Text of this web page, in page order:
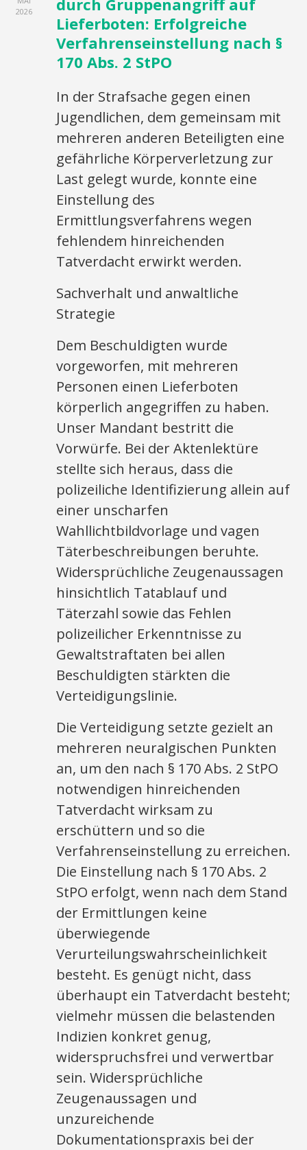
2026
durch Gruppenangriff auf
Lieferboten: Erfolgreiche
Verfahrenseinstellung nach §
170 Abs. 2 StPO
In der Strafsache gegen einen
Jugendlichen, dem gemeinsam mit
mehreren anderen Beteiligten eine
gefährliche Körperverletzung zur
Last gelegt wurde, konnte eine
Einstellung des
Ermittlungsverfahrens wegen
fehlendem hinreichenden
Tatverdacht erwirkt werden.
Sachverhalt und anwaltliche
Strategie
Dem Beschuldigten wurde
vorgeworfen, mit mehreren
Personen einen Lieferboten
körperlich angegriffen zu haben.
Unser Mandant bestritt die
Vorwürfe. Bei der Aktenlektüre
stellte sich heraus, dass die
polizeiliche Identifizierung allein auf
einer unscharfen
Wahllichtbildvorlage und vagen
Täterbeschreibungen beruhte.
Widersprüchliche Zeugenaussagen
hinsichtlich Tatablauf und
Täterzahl sowie das Fehlen
polizeilicher Erkenntnisse zu
Gewaltstraftaten bei allen
Beschuldigten stärkten die
Verteidigungslinie.
Die Verteidigung setzte gezielt an
mehreren neuralgischen Punkten
an, um den nach § 170 Abs. 2 StPO
notwendigen hinreichenden
Tatverdacht wirksam zu
erschüttern und so die
Verfahrenseinstellung zu erreichen.
Die Einstellung nach § 170 Abs. 2
StPO erfolgt, wenn nach dem Stand
der Ermittlungen keine
überwiegende
Verurteilungswahrscheinlichkeit
besteht. Es genügt nicht, dass
überhaupt ein Tatverdacht besteht;
vielmehr müssen die belastenden
Indizien konkret genug,
widerspruchsfrei und verwertbar
sein. Widersprüchliche
Zeugenaussagen und
unzureichende
Dokumentationspraxis bei der